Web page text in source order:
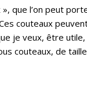
que l’on peut
couteaux
je veux, être
couteaux, de